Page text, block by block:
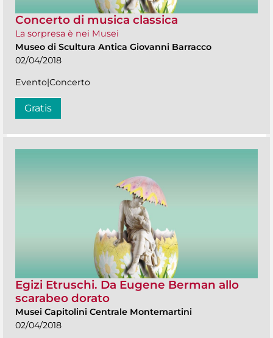
Concerto di musica classica
La sorpresa è nei Musei
Museo di Scultura Antica Giovanni Barracco
02/04/2018
Evento|Concerto
Gratis
Egizi Etruschi. Da Eugene Berman allo
scarabeo dorato
Musei Capitolini Centrale Montemartini
02/04/2018